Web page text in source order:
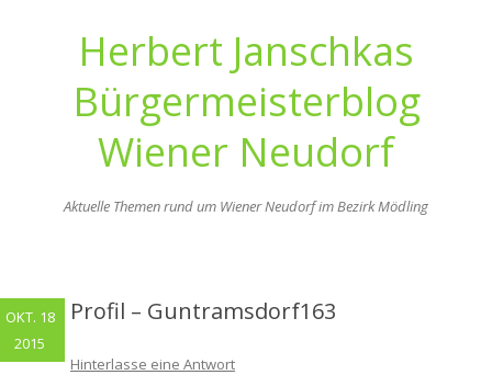
Herbert Janschkas
Bürgermeisterblog
Wiener Neudorf
Aktuelle Themen rund um Wiener Neudorf im Bezirk Mödling
Profil – Guntramsdorf163
Hinterlasse eine Antwort
OKT. 18
2015